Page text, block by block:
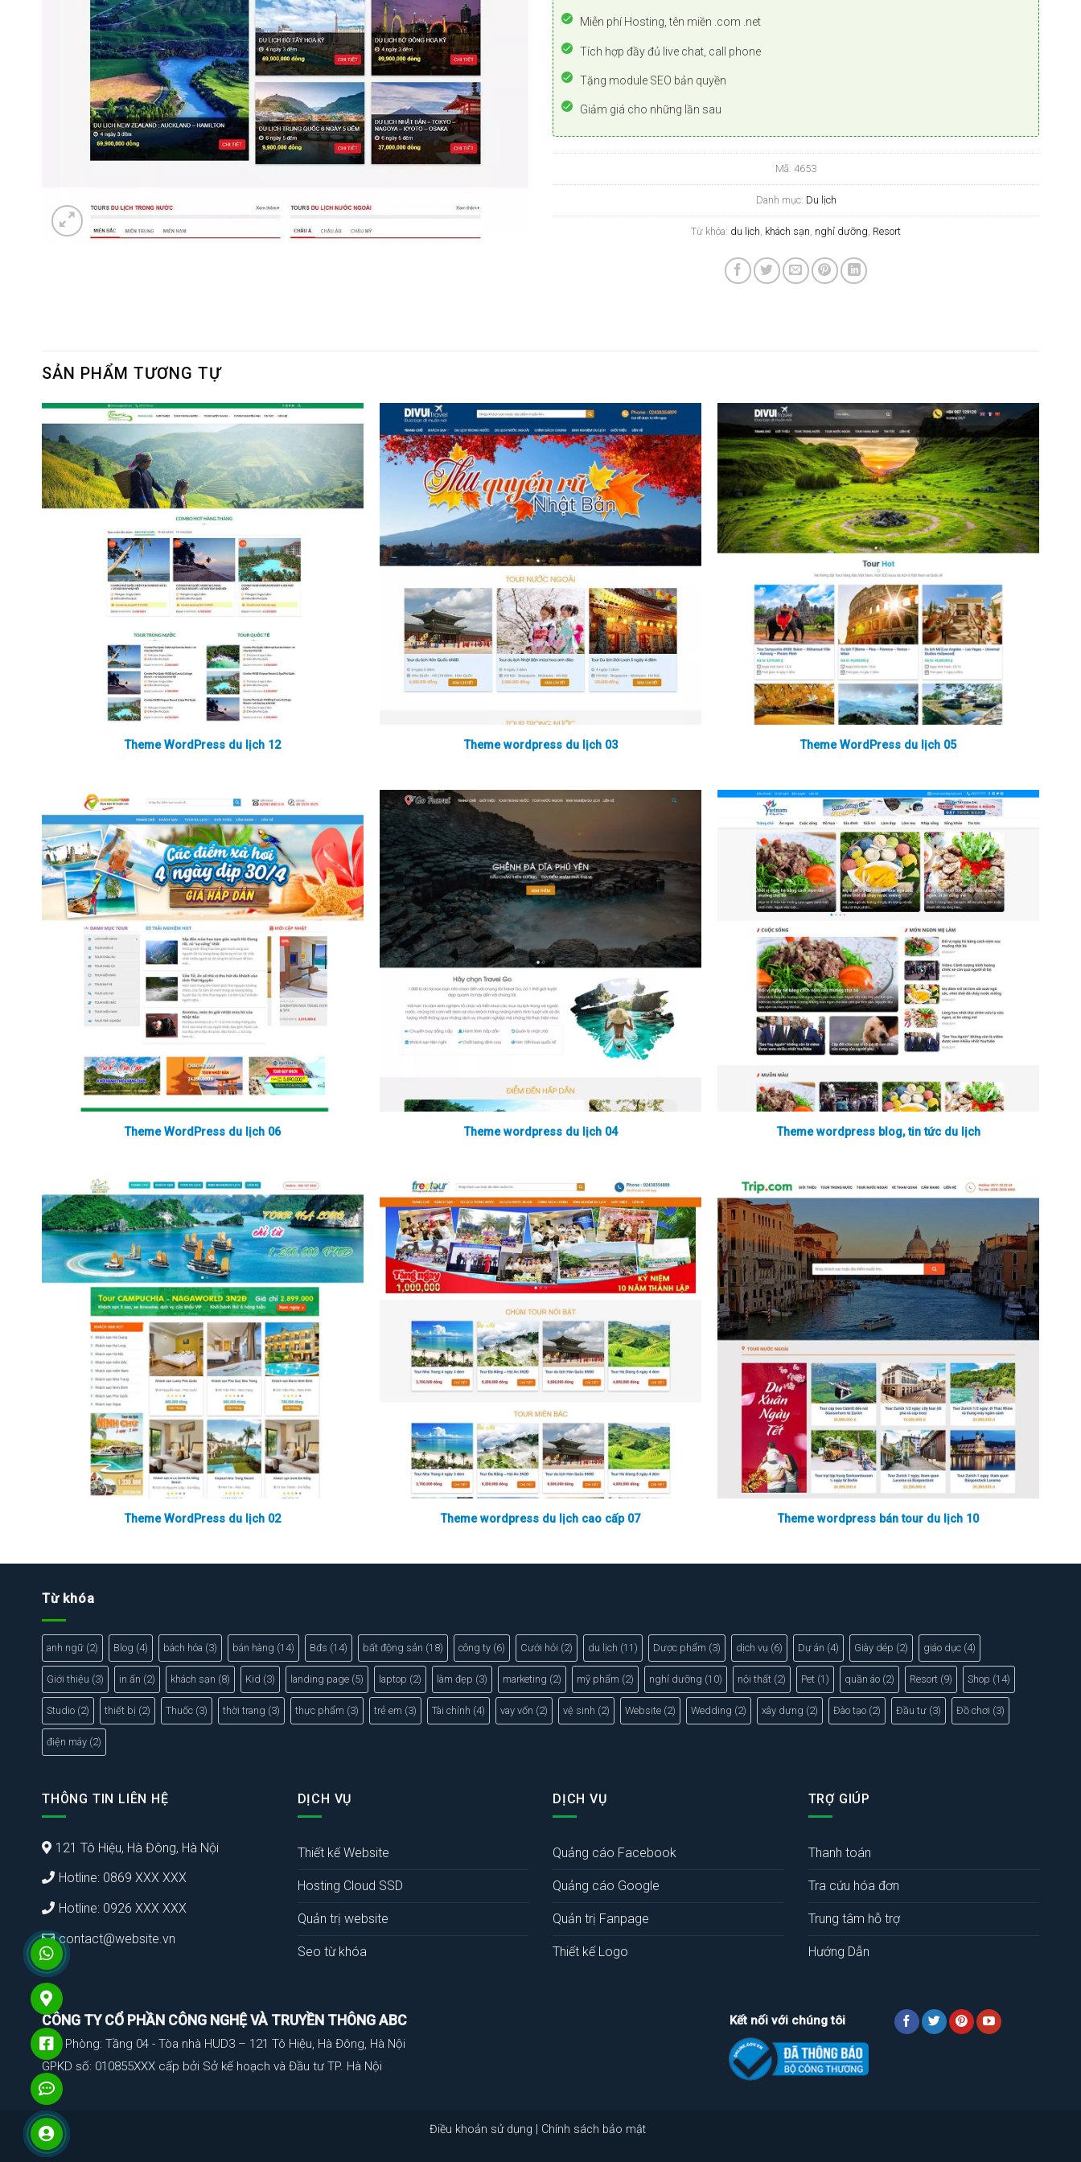
Miễn phí Hosting, tên miền .com .net
Tích hợp đầy đủ live chat, call phone
Tặng module SEO bản quyền
Giảm giá cho những lần sau
Mã: 4653
Danh mục: Du lịch
Từ khóa: du lịch khách sạn nghỉ dưỡng Resort
SẢN PHẨM TƯƠNG TỰ
Theme WordPress du lịch 12 Theme wordpress du lịch 03 Theme WordPress du lịch 05
Theme WordPress du lịch 06 Theme wordpress du lịch 04 Theme wordpress blog, tin tức du lịch
Theme WordPress du lịch 02 Theme wordpress du lịch cao cấp 07 Theme wordpress bán tour du lịch 10
Từ khóa
anh ngữ (2) Blog (4) bách hóa (3) bán hàng (14) Bđs (14) bất động sản (18) công ty (6) Cưới hỏi (2) du lịch (11) Dược phẩm (3) dịch vụ (6) Dự án (4) Giày dép (2) giáo dục (4)
Giới thiệu (3) in ấn (2) khách sạn (8) Kid (3) landing page (5) laptop (2) làm đẹp (3) marketing (2) mỹ phẩm (2) nghỉ dưỡng (10) nội thất (2) Pet (1) quần áo (2) Resort (9) Shop (14)
Studio (2) thiết bị (2) Thuốc (3) thời trang (3) thực phẩm (3) trẻ em (3) Tài chính (4) vay vốn (2) vệ sinh (2) Website (2) Wedding (2) xây dựng (2) Đào tạo (2) Đầu tư (3) Đồ chơi (3)
điện máy (2)
THÔNG TIN LIÊN HỆ
121 Tô Hiệu, Hà Đông, Hà Nội
Hotline: 0869 XXX XXX
Hotline: 0926 XXX XXX
contact@website.vn
DỊCH VỤ
Thiết kế Website
Hosting Cloud SSD
Quản trị website
Seo từ khóa
DỊCH VỤ
Quảng cáo Facebook
Quảng cáo Google
Quản trị Fanpage
Thiết kế Logo
TRỢ GIÚP
Thanh toán
Tra cứu hóa đơn
Trung tâm hỗ trợ
Hướng Dẫn
CÔNG TY CỔ PHẦN CÔNG NGHỆ VÀ TRUYỀN THÔNG ABC
Văn Phòng: Tầng 04 - Tòa nhà HUD3 – 121 Tô Hiệu, Hà Đông, Hà Nội
GPKD số: 010855XXX cấp bởi Sở kế hoạch và Đầu tư TP. Hà Nội
Kết nối với chúng tôi
Điều khoản sử dụng Chính sách bảo mật